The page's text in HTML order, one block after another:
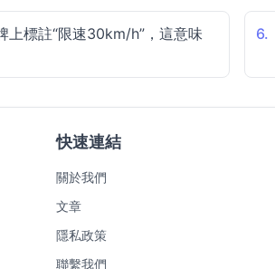
上標註“限速30km/h”，這意味
6.
快速連結
關於我們
文章
隱私政策
聯繫我們